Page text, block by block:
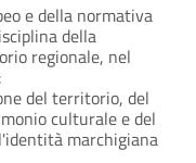
e della normativa
della
regionale, nel
del territorio, del
culturale e del
marchigiana